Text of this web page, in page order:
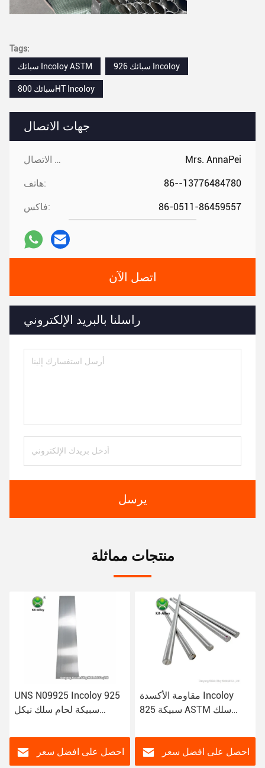
جهات الاتصال
جهات الاتصال: Mrs. AnnaPei
هاتف: 86--13776484780
فاكس: 86-0511-86459557
اتصل الآن
راسلنا بالبريد الإلكتروني
يرسل
Tags:
سبائك Incoloy ASTM
سبائك 926 Incoloy
سبائك 800HT Incoloy
منتجات مماثلة
UNS N09925 Incoloy 925
سبيكة لحام سلك نيكل
احصل على افضل سعر
مقاومة الأكسدة Incoloy
سبيكة 825 ASTM سلك
Round Bar
احصل على افضل سعر